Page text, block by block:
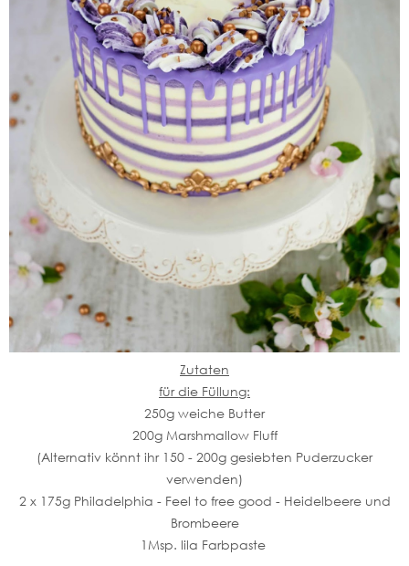
Zutaten
für die Füllung:
250g weiche Butter
200g Marshmallow Fluff
(Alternativ könnt ihr 150 - 200g gesiebten Puderzucker
verwenden)
2 x 175g Philadelphia - Feel to free good - Heidelbeere und
Brombeere
1Msp. lila Farbpaste